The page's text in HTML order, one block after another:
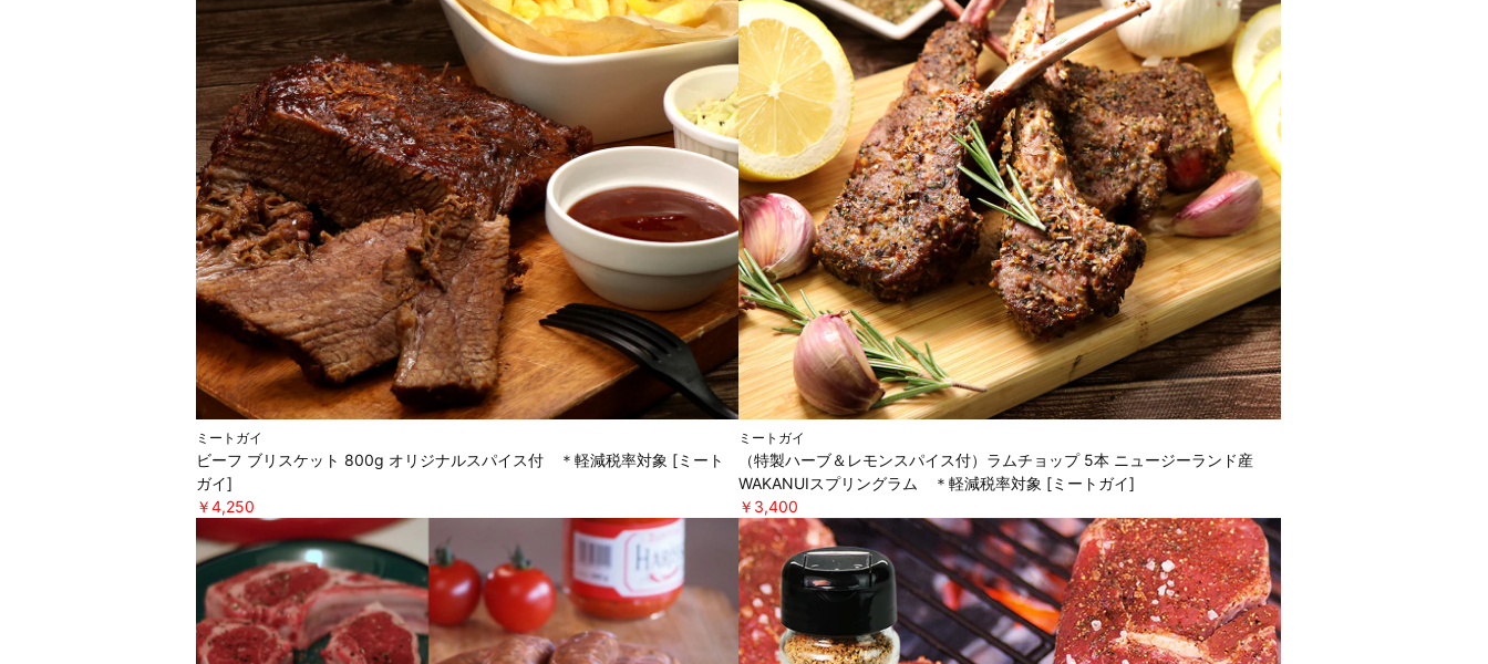
ミートガイ
ビーフ ブリスケット 800g オリジナルスパイス付 ＊軽減税率対象 [ミート
ガイ]
￥4,250
ミートガイ
（特製ハーブ＆レモンスパイス付）ラムチョップ 5本 ニュージーランド産
WAKANUIスプリングラム ＊軽減税率対象 [ミートガイ]
￥3,400